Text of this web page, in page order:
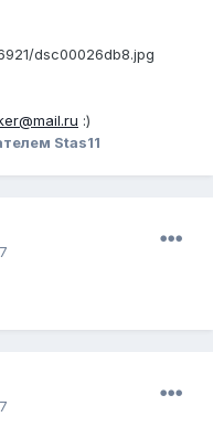
dsc00026db8.jpg
:)
Stas11